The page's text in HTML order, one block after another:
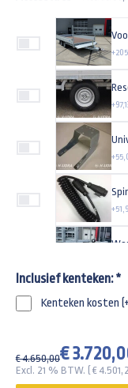
Inclusief kenteken:*
Kenteken kosten
€ 4.650,00€
Excl. 21 % BTW. ( €